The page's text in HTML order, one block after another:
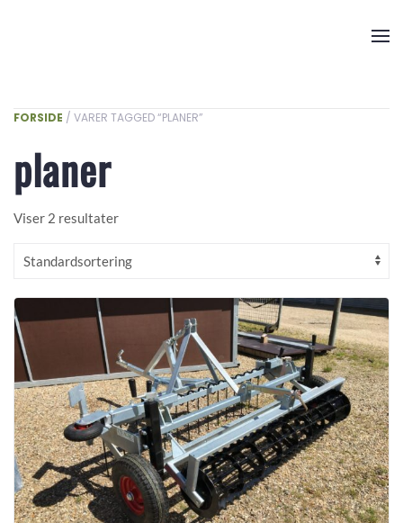
FORSIDE / VARER TAGGED “PLANER”
planer
Viser 2 resultater